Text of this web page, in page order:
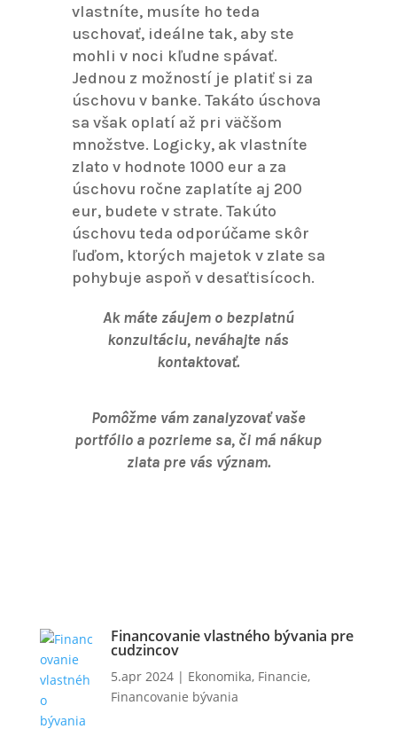
vlastníte, musíte ho teda
uschovať, ideálne tak, aby ste
mohli v noci kľudne spávať.
Jednou z možností je platiť si za
úschovu v banke. Takáto úschova
sa však oplatí až pri väčšom
množstve. Logicky, ak vlastníte
zlato v hodnote 1000 eur a za
úschovu ročne zaplatíte aj 200
eur, budete v strate. Takúto
úschovu teda odporúčame skôr
ľuďom, ktorých majetok v zlate sa
pohybuje aspoň v desaťtisícoch.
Ak máte záujem o bezplatnú
konzultáciu, neváhajte nás
kontaktovať.
Pomôžme vám zanalyzovať vaše
portfólio a pozrieme sa, či má nákup
zlata pre vás význam.
Financovanie vlastného bývania pre
cudzincov
5.apr 2024| Ekonomika, Financie,
Financovanie bývania